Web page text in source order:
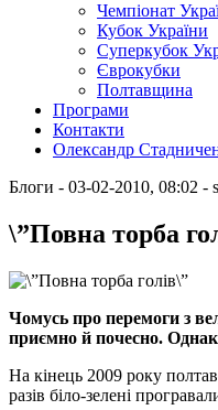
Чемпіонат
Кубок України
Суперкубок
Єврокубки
Полтавщина
Програми
Контакти
Олександр
Блоги - 03-02-2010, 08:02 -
\”Повна торба
Чомусь про перемоги з
приємно й почесно. Однак
На кінець 2009 року
разів біло-зелені